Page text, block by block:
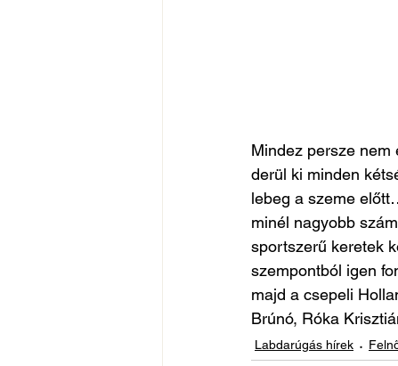
Mindez persze nem
derül ki minden
lebeg a szeme
minél nagyobb
sportszerű keretek
szempontból igen
majd a csepeli
Brúnó, Róka
Labdarúgás hírek